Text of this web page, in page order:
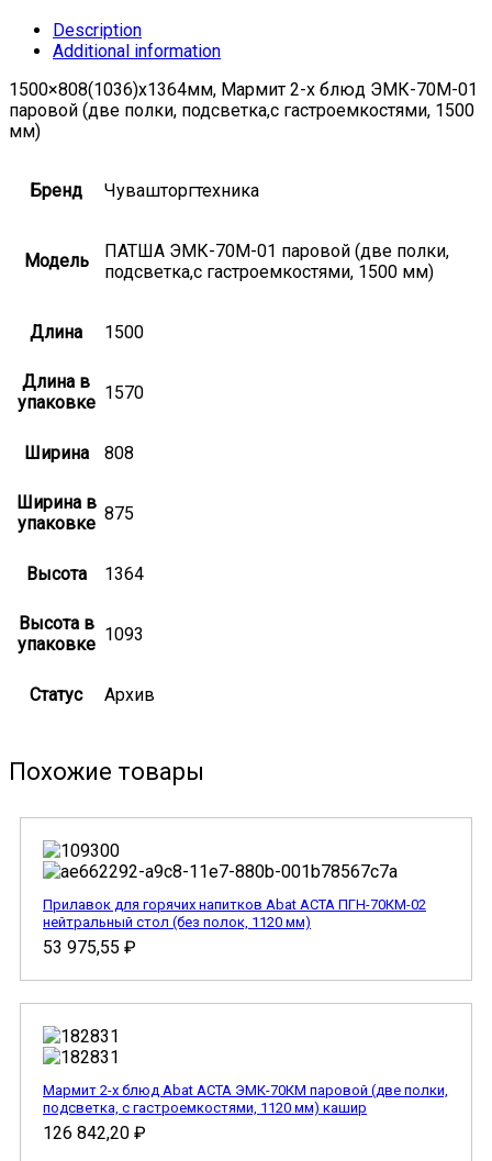
Description
Additional information
1500×808(1036)x1364мм, Мармит 2-х блюд ЭМК-70М-01
паровой (две полки, подсветка,с гастроемкостями, 1500
мм)
Бренд Чувашторгтехника
Модель
ПАТША ЭМК-70М-01 паровой (две полки,
подсветка,с гастроемкостями, 1500 мм)
Длина 1500
Длина в
упаковке 1570
Ширина 808
Ширина в
упаковке 875
Высота 1364
Высота в
упаковке 1093
Статус Архив
Похожие товары
Прилавок для горячих напитков Abat АСТА ПГН-70КМ-02
нейтральный стол (без полок, 1120 мм)
53 975,55 ₽
Мармит 2-х блюд Abat АСТА ЭМК-70КМ паровой (две полки,
подсветка, с гастроемкостями, 1120 мм) кашир
126 842,20 ₽